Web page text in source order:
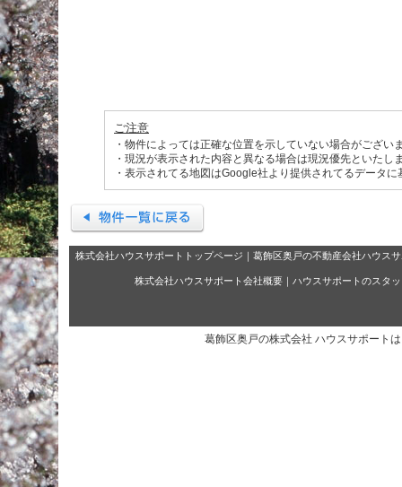
ご注意
・物件によっては正確な位置を示していない場合がござい
・現況が表示された内容と異なる場合は現況優先といたし
・表示されてる地図はGoogle社より提供されてるデータ
株式会社ハウスサポートトップページ ｜ 葛飾区奥戸の不動産会社ハウス
株式会社ハウスサポート会社概要 ｜ ハウスサポートのスタ
葛飾区奥戸の株式会社 ハウスサポート